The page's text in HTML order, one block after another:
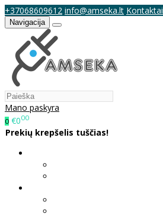
+37068609612 info@amseka.lt Kontaktai
Navigacija
Mano paskyra
0 €000
Prekių krepšelis tuščias!